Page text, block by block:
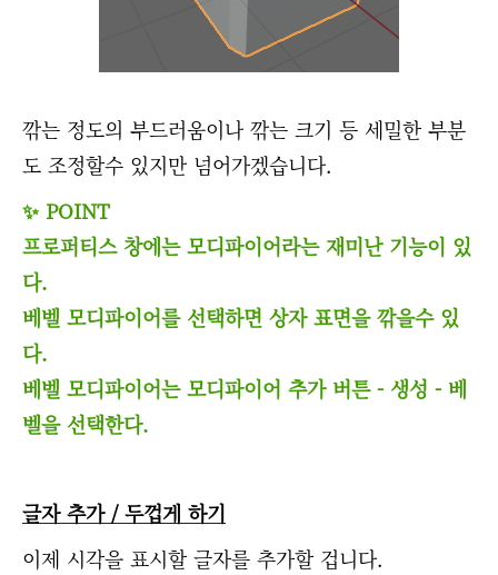
깎는 정도의 부드러움이나 깎는 크기 등 세밀한 부분
도 조정할수 있지만 넘어가겠습니다.
✨ POINT
프로퍼티스 창에는 모디파이어라는 재미난 기능이 있
다.
베벨 모디파이어를 선택하면 상자 표면을 깎을수 있
다.
베벨 모디파이어는 모디파이어 추가 버튼 - 생성 - 베
벨을 선택한다.
글자 추가 / 두껍게 하기
이제 시각을 표시할 글자를 추가할 겁니다.